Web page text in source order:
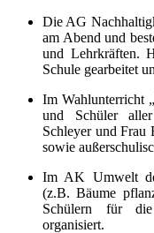
Die AG
am Abend und
und Lehrkräften.
Schule gearbeitet
Im Wahlunterricht
und Schüler
Schleyer und Frau
sowie
Im AK Umwelt
(z.B. Bäume
Schülern für die
organisiert.